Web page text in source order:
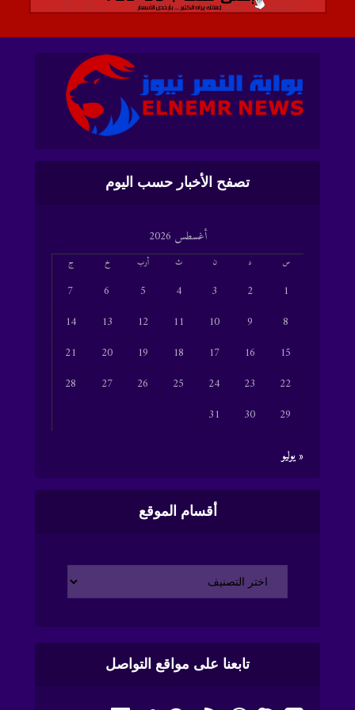
تصفح الأخبار حسب اليوم
أغسطس 2026
س د ن ث أرب خ ج
1
2
3
4
5
6
7
8
9
10
11
12
13
14
15
16
17
18
19
20
21
22
23
24
25
26
27
28
29
30
31
« يوليو
أقسام الموقع
تابعنا على مواقع التواصل